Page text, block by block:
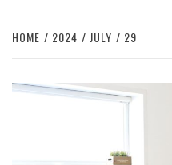
HOME 2024 JULY 29